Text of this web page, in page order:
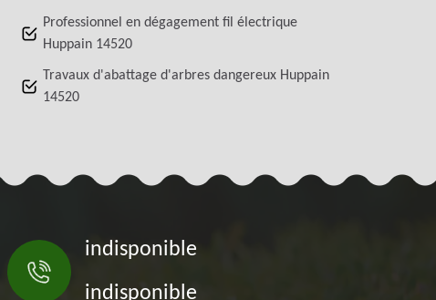
Professionnel en dégagement fil électrique
Huppain 14520
Travaux d'abattage d'arbres dangereux Huppain
14520
indisponible
indisponible